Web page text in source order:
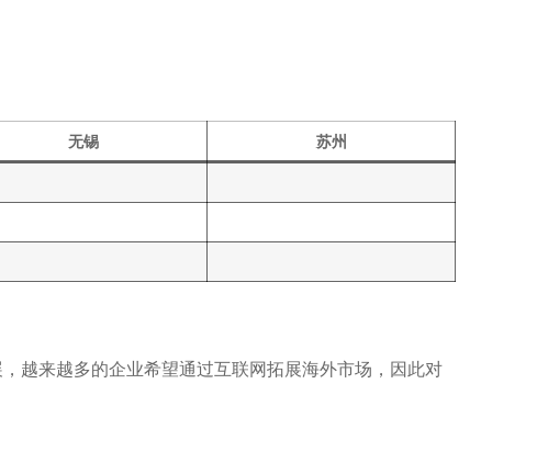
无锡 苏州
越来越多的企业希望通过互联网拓展海外市场，因此对